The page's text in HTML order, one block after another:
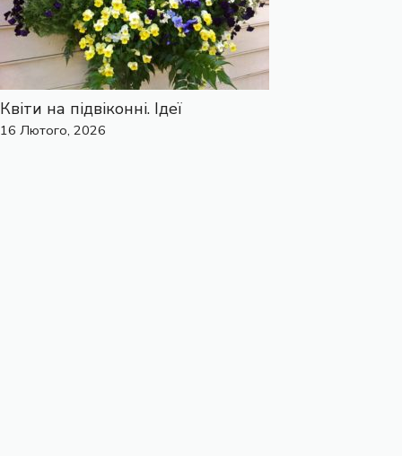
Квіти на підвіконні. Ідеї
16 Лютого, 2026